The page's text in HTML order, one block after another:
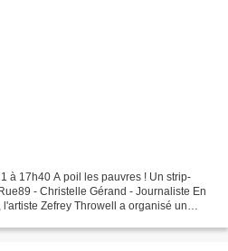
à 17h40 A poil les pauvres ! Un strip-
- Christelle Gérand - Journaliste En
Zefrey Throwell a organisé un